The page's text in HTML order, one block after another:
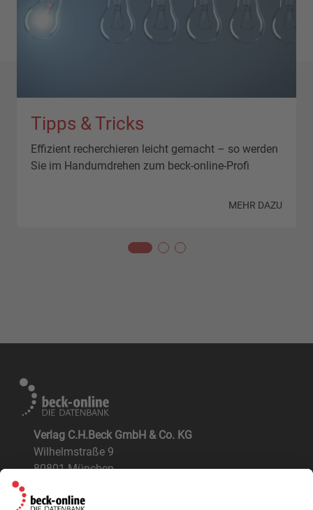
Tipps & Tricks
Effizient recherchieren leicht gemacht – so werden
Sie im Handumdrehen zum beck-online-Profi
MEHR DAZU
Verlag C.H.Beck GmbH & Co. KG
Wilhelmstraße 9
80801 München
Der Verlag